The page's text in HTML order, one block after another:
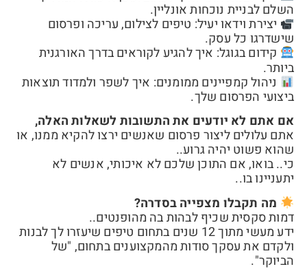
השלם לבניית נוכחות אונליין.
יצירת וידאו יעיל: טיפים לצילום, עריכה ופרסום
שישדרגו כל עסק.
קידום בגוגל: איך להגיע לקוראים בדרך האורגנית
ביותר.
ניהול קמפיינים ממומנים: איך לשפר ולמדוד תוצאות
ביצועי הפרסום שלך.
אם אתם לא יודעים את התשובות לשאלות האלה,
אתם עלולים ליצור פרסום שאנשים ירצו להקיא ממנו, או
שהוא פשוט יהיה גרוע..
כי.. בואו, אם התוכן שלכם לא איכותי, אנשים לא
יתעניינו בו..
מה תקבלו מצפייה בסדרה?
דמות סקסית שכיף לבהות בה מהופנטים..
ידע מעשי מתוך 12 שנים בתחום טיפים שיעזרו לך לבנות
ולקדם את עסקך סודות מהמקצוענים בתחום, "של
הביוקר".